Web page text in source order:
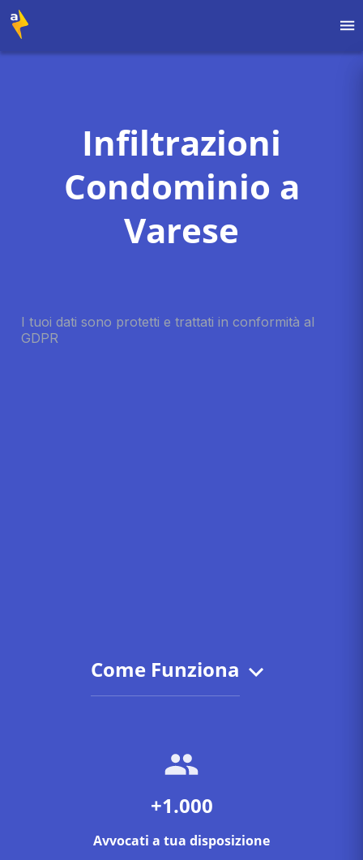
Infiltrazioni
Condominio a
Varese
Come Funziona
+1.000
Avvocati a tua disposizione